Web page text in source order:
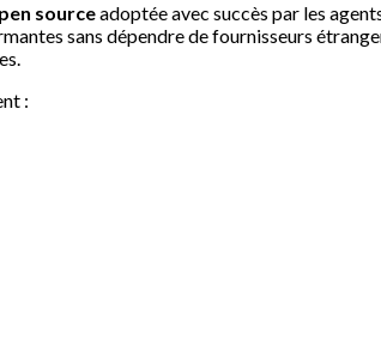
sourceadoptée avec succès par les
sans dépendre de fournisseurs
: